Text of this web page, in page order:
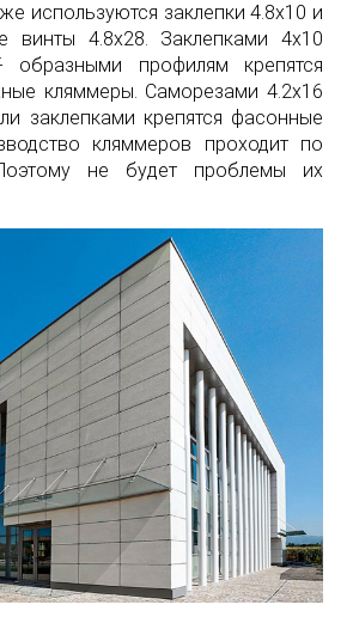
используются заклепки 4.8х10 и
винты 4.8х28. Заклепками 4х10
профилям крепятся
кляммеры. Саморезами 4.2х16
заклепками крепятся фасонные
кляммеров проходит по
не будет проблемы их